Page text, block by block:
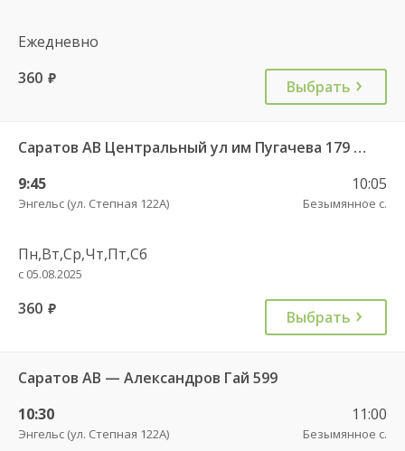
Ежедневно
360 руб. Выбрать
Саратов АВ Центральный ул им Пугачева 179 А — Красный Кут (ул Рабочая 125 А) 622
9:45
Энгельс (ул. Степная 122А)
10:05
Безымянное с.
Пн,Вт,Ср,Чт,Пт,Сб
с 05.08.2025
360 руб. Выбрать
Саратов АВ — Александров Гай 599
10:30
Энгельс (ул. Степная 122А)
11:00
Безымянное с.